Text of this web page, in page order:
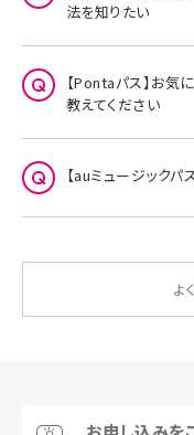
法を知りたい
【Pontaパス】お気
教えてください
【auミュージック
よ